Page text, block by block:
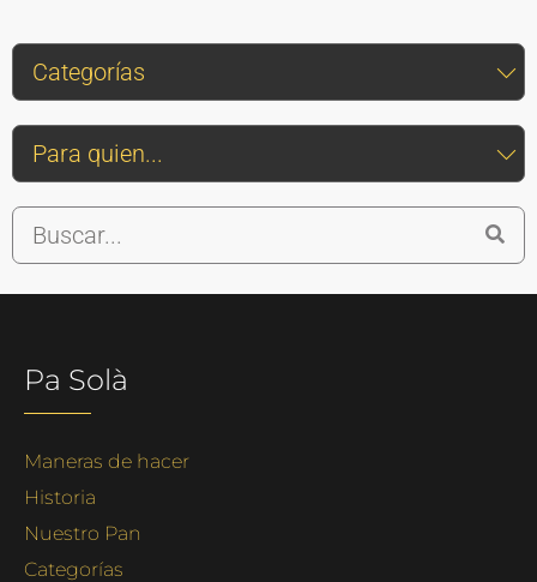
Pa Solà
Maneras de hacer
Historia
Nuestro Pan
Categorías